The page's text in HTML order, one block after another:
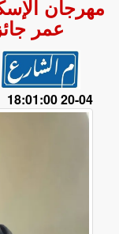
مهرجان
عمر
04-20 18:01:00